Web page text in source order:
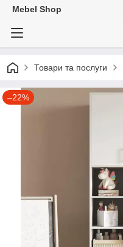
Mebel Shop
Товари та послуги
–22%